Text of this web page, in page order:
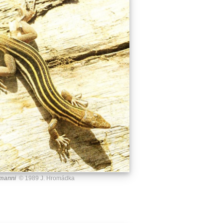
© 1989 J. Hromádka